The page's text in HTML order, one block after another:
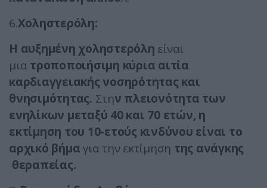
6.Χοληστερόλη:
Η αυξημένη χοληστερόλη είναι
μια τροποποιήσιμη κύρια αιτία
καρδιαγγειακής νοσηρότητας και
θνησιμότητας. Στην πλειονότητα των
ενηλίκων μεταξύ 40 και 70 ετών, η
εκτίμηση του 10-ετούς κινδύνου είναι το
αρχικό βήμαγια την εκτίμηση της ανάγκης
θεραπείας.